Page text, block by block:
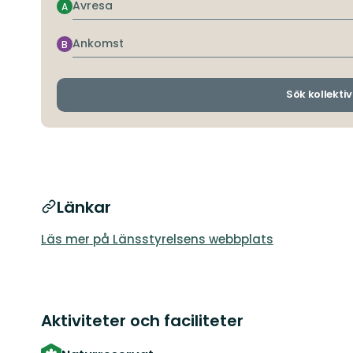
Avresa
A
Ankomst
B
Sök
Länkar
Läs mer på Länsstyrelsens webbplats
Aktiviteter och faciliteter